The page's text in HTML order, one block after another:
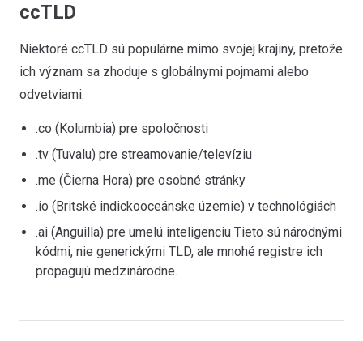
ccTLD
Niektoré ccTLD sú populárne mimo svojej krajiny, pretože
ich význam sa zhoduje s globálnymi pojmami alebo
odvetviami:
.co (Kolumbia) pre spoločnosti
.tv (Tuvalu) pre streamovanie/televíziu
.me (Čierna Hora) pre osobné stránky
.io (Britské indickooceánske územie) v technológiách
.ai (Anguilla) pre umelú inteligenciu Tieto sú národnými
kódmi, nie generickými TLD, ale mnohé registre ich
propagujú medzinárodne.